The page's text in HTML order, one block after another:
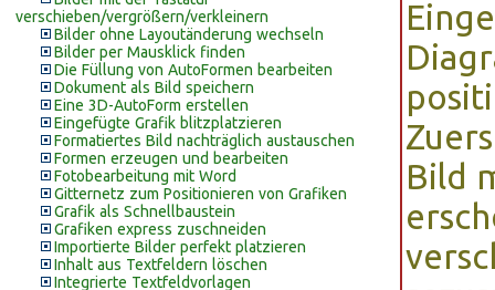
verschieben/vergrößern/verkleinern
Bilder ohne Layoutänderung wechseln
Bilder per Mausklick finden
Die Füllung von AutoFormen bearbeiten
Dokument als Bild speichern
Eine 3D-AutoForm erstellen
Eingefügte Grafik blitzplatzieren
Formatiertes Bild nachträglich austauschen
Formen erzeugen und bearbeiten
Fotobearbeitung mit Word
Gitternetz zum Positionieren von Grafiken
Grafik als Schnellbaustein
Grafiken express zuschneiden
Importierte Bilder perfekt platzieren
Inhalt aus Textfeldern löschen
Integrierte Textfeldvorlagen
Bild